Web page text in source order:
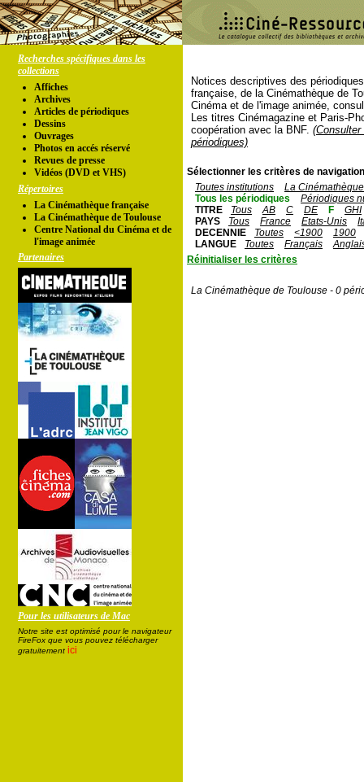
Recherches spécifiques dans les
collections
Affiches
Archives
Articles de périodiques
Dessins
Ouvrages
Photos en accés réservé
Revues de presse
Vidéos (DVD et VHS)
Répertoires
La Cinémathèque française
La Cinémathèque de Toulouse
Centre National du Cinéma et de
l'image animée
Partenaires
Pour les utilisateurs de Mac
Notre site est optimisé pour le navigateur
FireFox que vous pouvez télécharger
gratuitement ici
Notices descriptives des
française, de la Cinémathèque de
Cinéma et de l'image animée,
Les titres Cinémagazine et Paris-
coopération avec la BNF.
périodiques)
Sélectionner les critères de
Toutes institutions
La
Tous les périodiques
Périodiques
TITRE
Tous AB C DE F
GHI
PAYS
Tous France Etats-Unis
DECENNIE
Toutes <1900
1900
LANGUE
Toutes Français
Réinitialiser les critères
La Cinémathèque de Toulouse - 0